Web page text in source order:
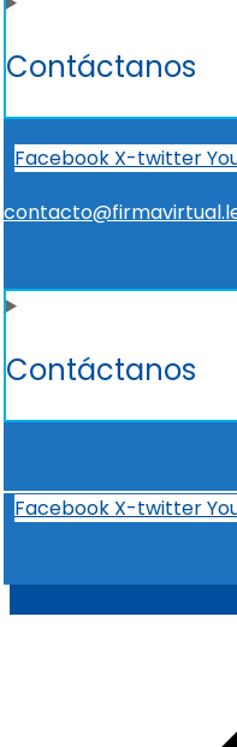
Contáctanos
Facebook X-twitter
Contáctanos
Facebook X-twitter